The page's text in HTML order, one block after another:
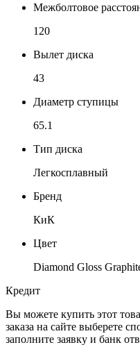
Межболтовое
120
Вылет диска
43
Диаметр ступицы
65.1
Тип диска
Легкосплавный
Бренд
КиК
Цвет
Diamond Gloss
Кредит
Вы можете купить этот
заказа на сайте выберете
заполните заявку и банк